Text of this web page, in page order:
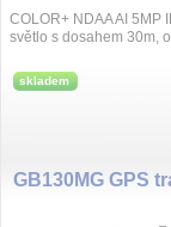
COLOR+ NDAA AI 5MP
světlo s dosahem 30m,
skladem
GB130MG GPS